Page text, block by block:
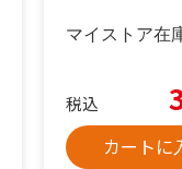
マイストア在
税込
カートに